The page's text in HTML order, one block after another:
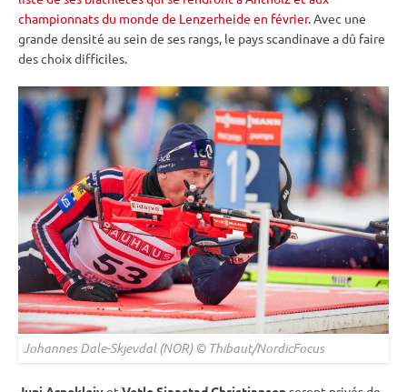
championnats du monde de Lenzerheide en février. Avec une
grande densité au sein de ses rangs, le pays scandinave a dû faire
des choix difficiles.
Johannes Dale-Skjevdal (NOR) © Thibaut/NordicFocus